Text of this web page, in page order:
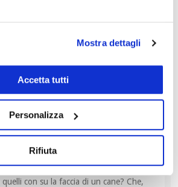
Mostra dettagli
Accetta tutti
Personalizza
Rifiuta
conosce il progetto intorno a doge…
(validissimo) consiglio: si informi 🙂
istituzionale: di progetti validi ne è pieno
la faranno, forse anche decine (chi più chi
con su la faccia di un cane? Che,